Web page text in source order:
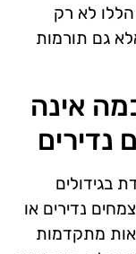
לא רק
גם תורמות
חכמה אינה
נדירים
בגידולים
נדירים או
מתקדמות